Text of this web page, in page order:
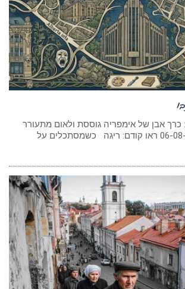
כרך אבן של אימפריה גוססת ולאום מתעורר